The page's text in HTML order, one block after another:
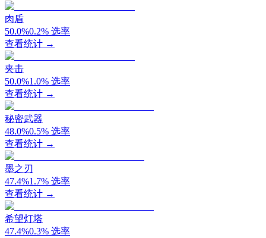
肉盾
50.0%0.2% 选率
查看统计 →
夹击
50.0%1.0% 选率
查看统计 →
秘密武器
48.0%0.5% 选率
查看统计 →
墨之刃
47.4%1.7% 选率
查看统计 →
希望灯塔
47.4%0.3% 选率